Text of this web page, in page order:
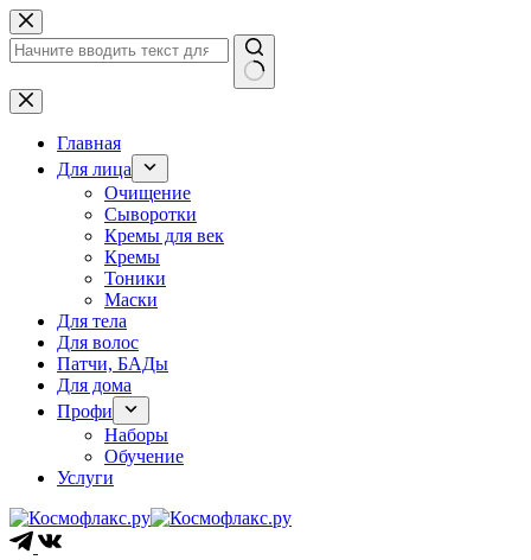
Перейти
к
сути
Ничего
не
найденоГлавная
Для лица
Очищение
Сыворотки
Кремы для век
Кремы
Тоники
Маски
Для тела
Для волос
Патчи, БАДы
Для дома
Профи
Наборы
Обучение
Услуги